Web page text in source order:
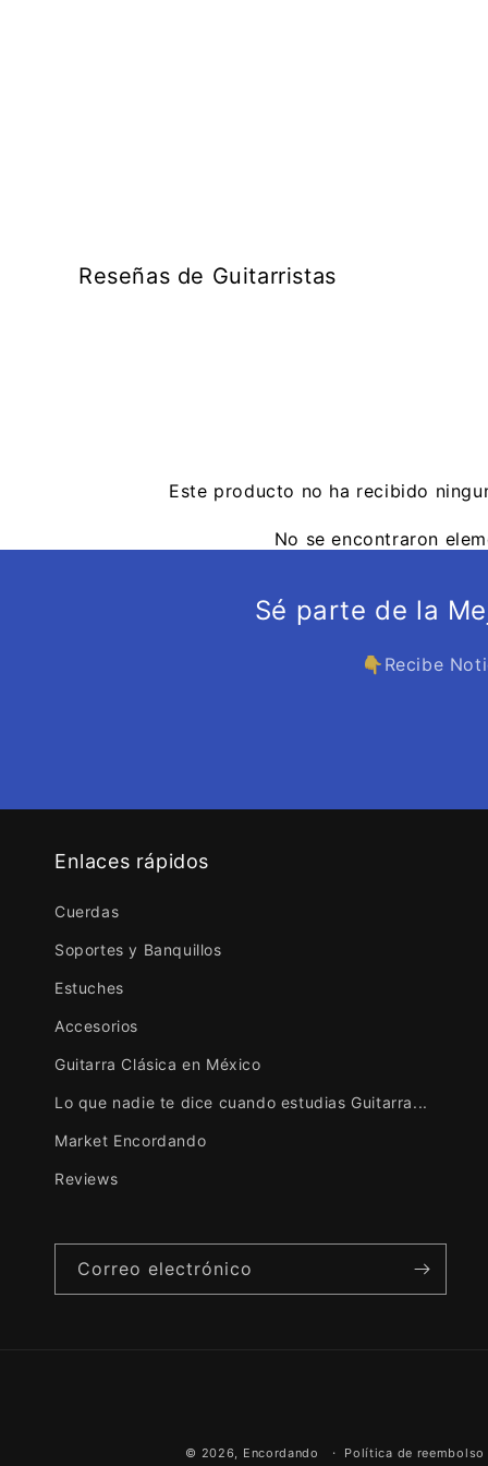
Reseñas de Guitarristas
Este producto no ha recibido
No se encontraron
Sé parte de la
👇Recibe
Enlaces rápidos
Cuerdas
Soportes y Banquillos
Estuches
Accesorios
Guitarra Clásica en México
Lo que nadie te dice cuando estudias Guitarra...
Market Encordando
Reviews
Correo electrónico
© 2026, Encordando Política de reembolso
David González Hernández